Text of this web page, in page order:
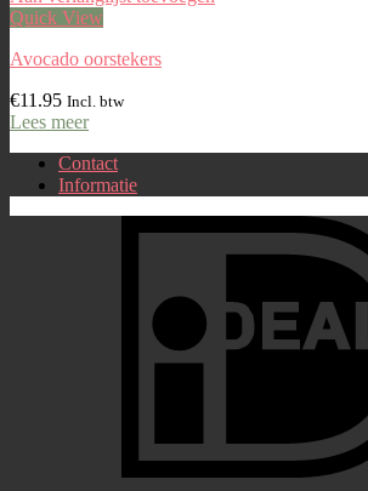
Quick View
Avocado oorstekers
€11.95 Incl. btw
Lees meer
Contact
Informatie